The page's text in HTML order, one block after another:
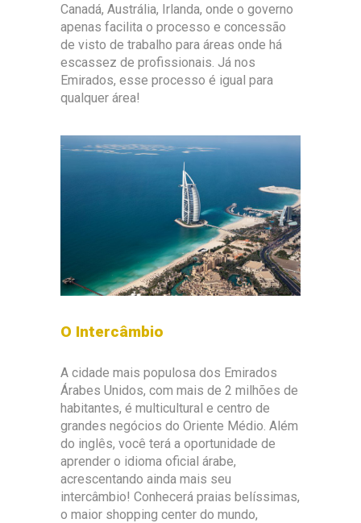
Canadá, Austrália, Irlanda, onde o governo
apenas facilita o processo e concessão
de visto de trabalho para áreas onde há
escassez de profissionais. Já nos
Emirados, esse processo é igual para
qualquer área!
O Intercâmbio
A cidade mais populosa dos Emirados
Árabes Unidos, com mais de 2 milhões de
habitantes, é multicultural e centro de
grandes negócios do Oriente Médio. Além
do inglês, você terá a oportunidade de
aprender o idioma oficial árabe,
acrescentando ainda mais seu
intercâmbio! Conhecerá praias belíssimas,
o maior shopping center do mundo,